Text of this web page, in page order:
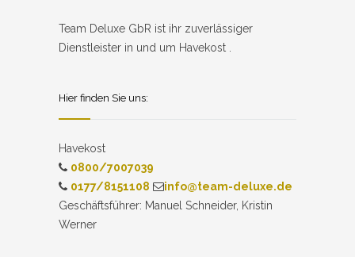
Team Deluxe GbR ist ihr zuverlässiger
Dienstleister in und um Havekost .
Hier finden Sie uns:
Havekost
0800/7007039
0177/8151108
info@team-deluxe.de
Geschäftsführer: Manuel Schneider, Kristin
Werner